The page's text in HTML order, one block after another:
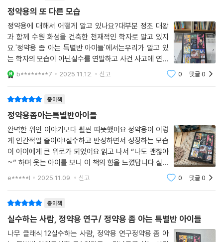
독자들은 개성 넘치는 다섯 아이의 보고서를 통해 평범한 우리처럼 실수를
반복한, 하지만 실수를 통해 더 나아가는 위대한 인물 정약용을 제대로 만
나볼 수 있게 된다.
조선 후기 인물들의 삶과 사상을 맛깔난 언어로 소개해 온
설흔 작가의 신작!
지』로 제1회 창비청소년도서상 대상을 받은 설흔은 긴 시간 조선 후기 인
물들에 관심을 갖고 청소년 독자들에게 소개해 왔다. 퇴계의 공부법, 연암
박지원의 글쓰기 등을 비롯해 최근에는 다산 정약용이라는 인물에 깊이 관
심을 갖게 되었다. 하지만 정약용이라는 너무나 위대한 인물 앞에서 자신
이 너무 좀스럽게 느껴졌다고 한다. 그래서 실수를 찾아보려고 했고, 그러
다 보면 위대한 사람과의 거리를 좁힐 수 있을 거라고 생각했다고.
예상대로 정약용은 실수와 실패의 경험이 생각보다 많아서 인간 정약용을
로 성찰했던 정약용에 대해 더 존경하는 마음을 갖게 되었다고 한다. 실수
하고 실패하고 반성하는 평범한 인간 정약용의 면모가 담긴 이 소설을 통
해 정약용도 우리와 같은 인간임을 깨닫고 한발 다가서기를 권한다.
정약용의 또 다른 모습
정약용에 대해서 어떻게 알고 있나요?대부분 정조 대왕
과 함께 수원 화성을 건축한 천재적인 학자로 알고 있지
요.'정약용 좀 아는 특별반 아이들'에서는우리가 알고 있
는 학자의 모습이 아닌실수를 연발하고 사건 사고에 연관
되어 있는 인간 정약용에 대한 이야기를 담고 있어요!머
리말에서부터 미스터리한 시작을 예고하는 이 책은 대체
b********7 2025.11.12. 신고 0 댓글0
종이책
정약용좀아는특별반아이들
완벽한 위인 이야기보다 훨씬 따뜻했어요.정약용이 이렇
게 인간적일 줄이야!실수하고 반성하면서 성장하는 모습
이 아이에게 큰 위로가 되었어요.읽고 나서 “나도 괜찮아
~” 하며 웃는 아이를 보니 이 책의 힘을 느꼈답니다.실수
는 부끄러운 게 아니라 성장의 시작!
e*****l 2025.11.09. 신고 0 댓글0
종이책
실수하는 사람, 정약용 연구/ 정약용 좀 아는 특별반 아이들
나무 클래식 12실수하는 사람, 정약용 연구정약용 좀 아